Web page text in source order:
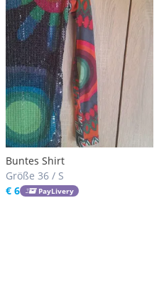
Buntes Shirt
Größe 36 / S
€ 6
PayLivery